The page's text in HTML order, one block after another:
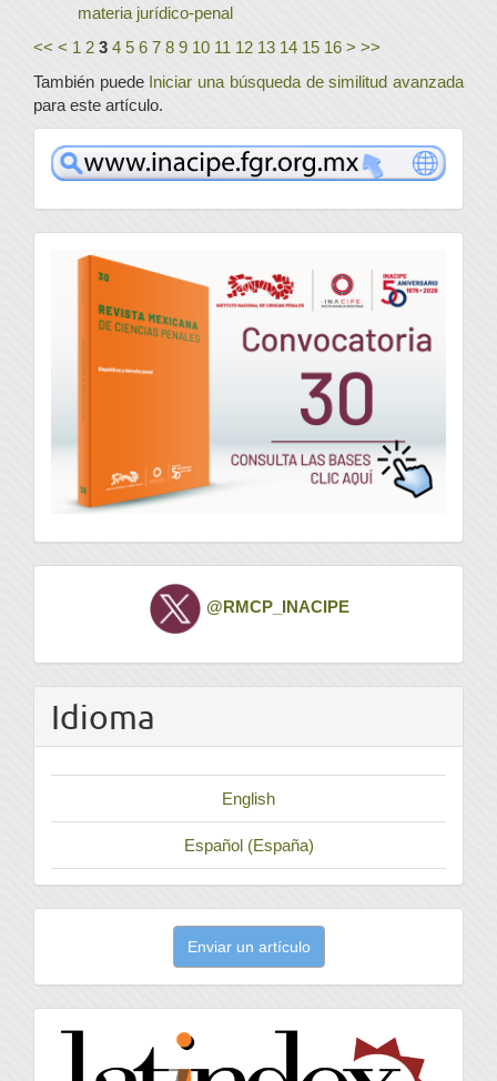
materia jurídico-penal
<< < 1 2 3 4 5 6 7 8 9 10 11 12 13 14 15 16 > >>
También puede Iniciar una búsqueda de similitud avanzada
para este artículo.
www
convocatoria
Twitter @RMCP_INACIPE
Idioma
English
Español (España)
artículo
Enviar un artículo
latindex